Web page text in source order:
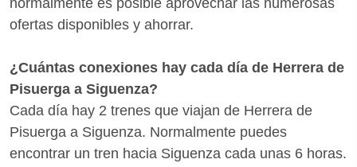
ofertas disponibles y ahorrar.
¿Cuántas conexiones hay cada día de Herrera de
Pisuerga a Siguenza?
Cada día hay 2 trenes que viajan de Herrera de
Pisuerga a Siguenza. Normalmente puedes
encontrar un tren hacia Siguenza cada unas 6 horas.